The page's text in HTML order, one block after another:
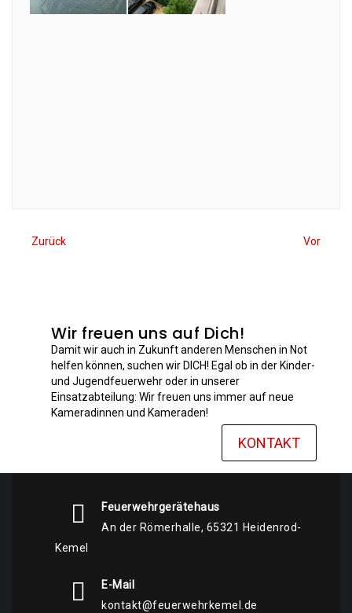
Zurück Vor
Wir freuen uns auf Dich!
Damit wir auch in Zukunft anderen Menschen in Not
helfen können, suchen wir DICH! Egal ob in der Kinder-
und Jugendfeuerwehr oder in unserer
Einsatzabteilung: Wir freuen uns immer auf neue
Kameradinnen und Kameraden!
KONTAKT
Feuerwehrgerätehaus
An der Römerhalle, 65321 Heidenrod-
Kemel
E-Mail
kontakt@feuerwehrkemel.de